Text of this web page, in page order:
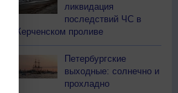
ликвидация
последствий ЧС в
Керченском проливе
Петербургские
выходные: солнечно и
прохладно